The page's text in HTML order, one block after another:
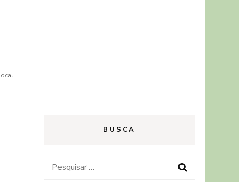
BUSCA
Pesquisar